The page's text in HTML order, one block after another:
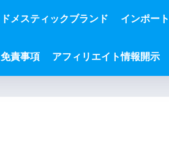
ドメスティックブランド インポー
免責事項 アフィリエイト情報開示